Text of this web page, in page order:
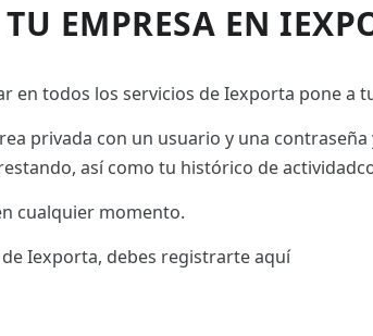
EMPRESA EN
todos los servicios de Iexporta pone a
privada con un usuario y una
así como tu histórico de
cualquier momento.
Iexporta, debes registrarte aquí